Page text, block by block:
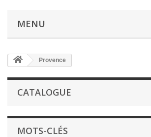
MENU
Provence
CATALOGUE
MOTS-CLÉS